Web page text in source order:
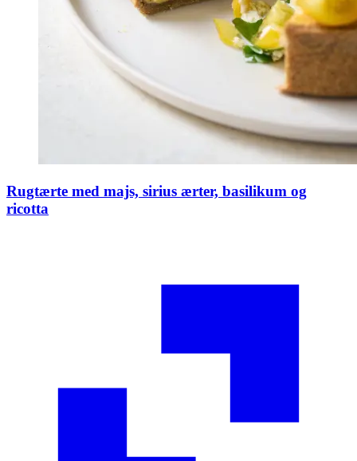
Rugtærte med majs, sirius ærter, basilikum og
ricotta